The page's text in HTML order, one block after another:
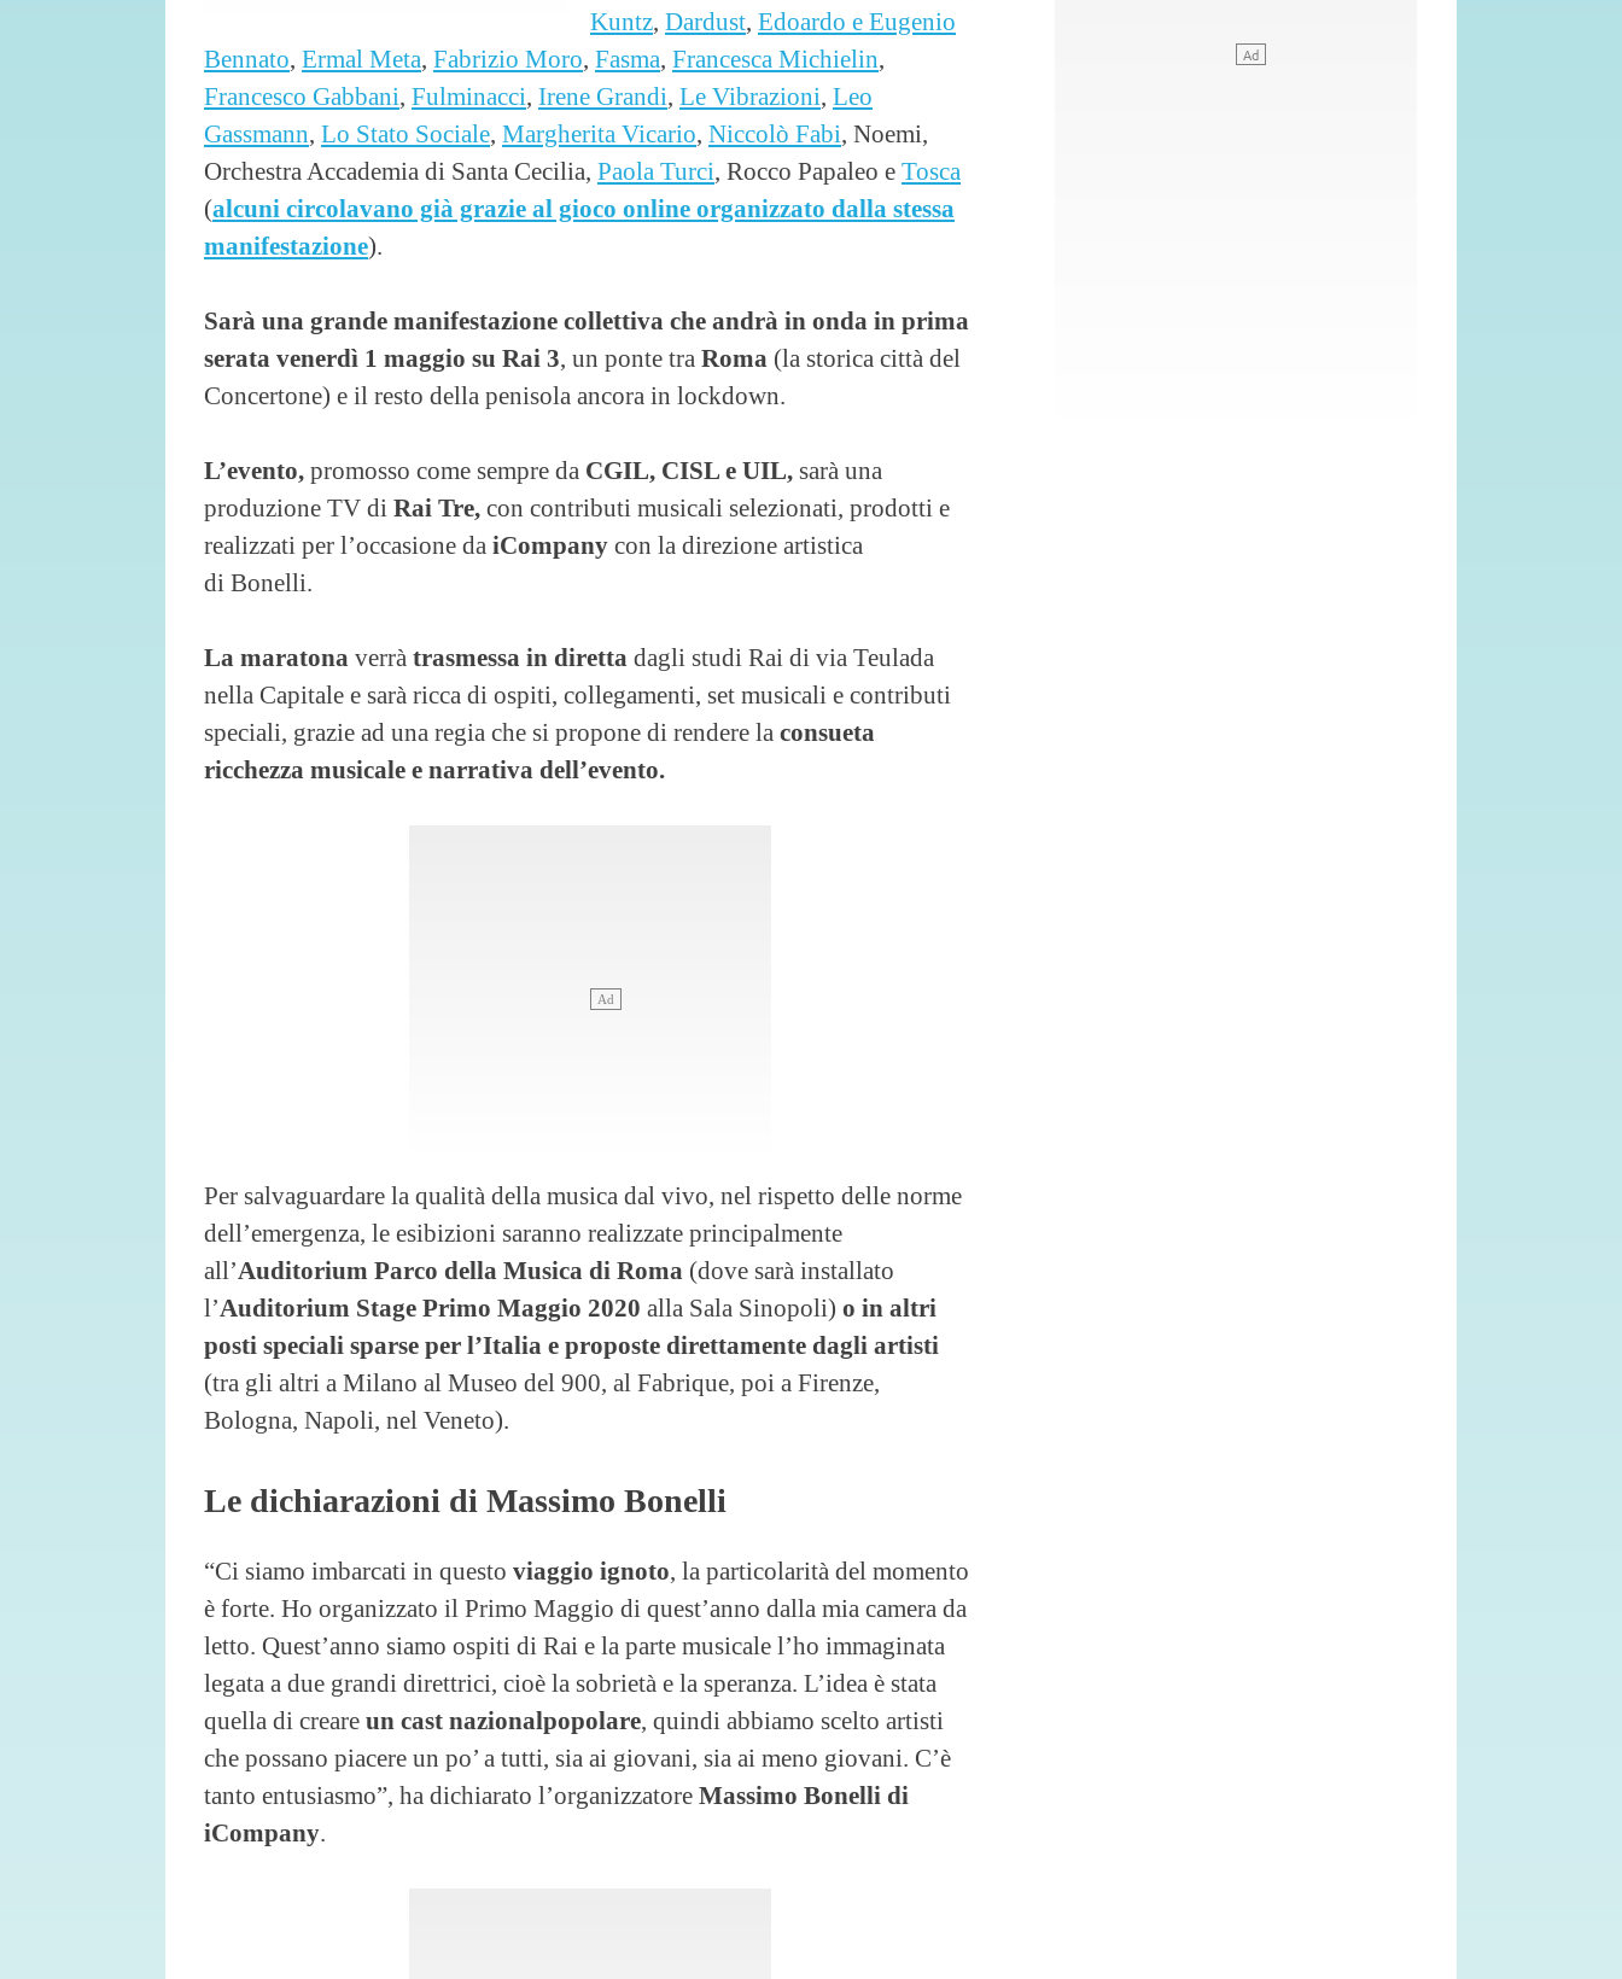
Kuntz Dardust Edoardo e Eugenio
Bennato Ermal Meta Fabrizio Moro Fasma Francesca Michielin
Francesco Gabbani Fulminacci Irene Grandi Le Vibrazioni Leo
Gassmann Lo Stato Sociale Margherita Vicario Niccolò Fabi , Noemi,
Orchestra Accademia di Santa Cecilia, Paola Turci , Rocco Papaleo e Tosca
(alcuni circolavano già grazie al gioco online organizzato dalla stessa
manifestazione).
Sarà una grande manifestazione collettiva che andrà in onda in prima
serata venerdì 1 maggio su Rai 3, un ponte tra Roma (la storica città del
Concertone) e il resto della penisola ancora in lockdown.
L’evento, promosso come sempre da CGIL, CISL e UIL, sarà una
produzione TV di Rai Tre, con contributi musicali selezionati, prodotti e
realizzati per l’occasione da iCompany con la direzione artistica
di Bonelli.
La maratona verrà trasmessa in diretta dagli studi Rai di via Teulada
nella Capitale e sarà ricca di ospiti, collegamenti, set musicali e contributi
speciali, grazie ad una regia che si propone di rendere la consueta
ricchezza musicale e narrativa dell’evento.
Per salvaguardare la qualità della musica dal vivo, nel rispetto delle norme
dell’emergenza, le esibizioni saranno realizzate principalmente
all’Auditorium Parco della Musica di Roma (dove sarà installato
l’Auditorium Stage Primo Maggio 2020 alla Sala Sinopoli) o in altri
posti speciali sparse per l’Italia e proposte direttamente dagli artisti
(tra gli altri a Milano al Museo del 900, al Fabrique, poi a Firenze,
Bologna, Napoli, nel Veneto).
Le dichiarazioni di Massimo Bonelli
“Ci siamo imbarcati in questo viaggio ignoto, la particolarità del momento
è forte. Ho organizzato il Primo Maggio di quest’anno dalla mia camera da
letto. Quest’anno siamo ospiti di Rai e la parte musicale l’ho immaginata
legata a due grandi direttrici, cioè la sobrietà e la speranza. L’idea è stata
quella di creare un cast nazionalpopolare, quindi abbiamo scelto artisti
che possano piacere un po’ a tutti, sia ai giovani, sia ai meno giovani. C’è
tanto entusiasmo”, ha dichiarato l’organizzatore Massimo Bonelli di
iCompany.